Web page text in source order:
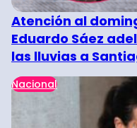
Atención al
Eduardo Sáez
las lluvias a
Nacional